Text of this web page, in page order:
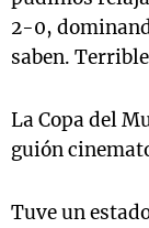
2-0,
saben.
La Copa del
guión
Tuve un